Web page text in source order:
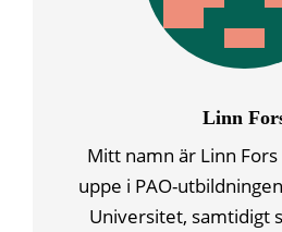
Linn
Mitt namn är Linn
uppe i PAO-
Universitet, samtidigt